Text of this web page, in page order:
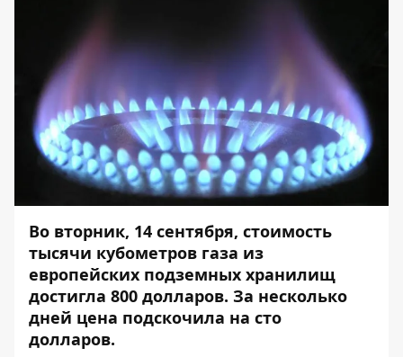
Во вторник, 14 сентября, стоимость
тысячи кубометров газа из
европейских подземных хранилищ
достигла 800 долларов. За несколько
дней цена подскочила на сто
долларов.